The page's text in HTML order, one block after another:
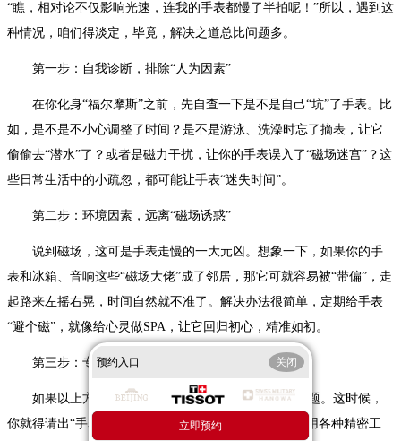
“瞧，相对论不仅影响光速，连我的手表都慢了半拍呢！”所以，遇到这
种情况，咱们得淡定，毕竟，解决之道总比问题多。
第一步：自我诊断，排除“人为因素”
在你化身“福尔摩斯”之前，先自查一下是不是自己“坑”了手表。比
如，是不是不小心调整了时间？是不是游泳、洗澡时忘了摘表，让它
偷偷去“潜水”了？或者是磁力干扰，让你的手表误入了“磁场迷宫”？这
些日常生活中的小疏忽，都可能让手表“迷失时间”。
第二步：环境因素，远离“磁场诱惑”
说到磁场，这可是手表走慢的一大元凶。想象一下，如果你的手
表和冰箱、音响这些“磁场大佬”成了邻居，那它可就容易被“带偏”，走
起路来左摇右晃，时间自然就不准了。解决办法很简单，定期给手表
“避个磁”，就像给心灵做SPA，让它回归初心，精准如初。
第三步：专业维修，给手表“回炉重造”
如果以上方法都不奏效，那可能是机芯内部出了问题。这时候，
你就得请出“手表界的华佗”——专业维修师了。他们会用各种精密工
预约入口 关闭
立即预约